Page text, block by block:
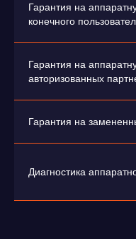
Гарантия на
конечного
Гарантия на
авторизованных
Гарантия на
Диагностика
Клиентский сервис
О
Информационная
безопасность в решениях
Дорожная карта
Youtube